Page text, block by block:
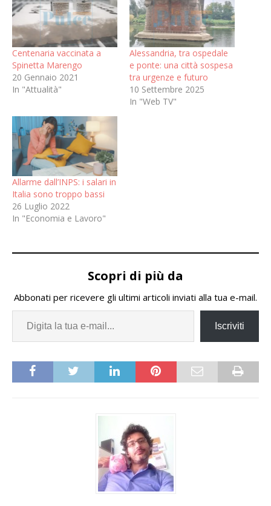
Centenaria vaccinata a
Spinetta Marengo
20 Gennaio 2021
In "Attualità"
Alessandria, tra ospedale
e ponte: una città sospesa
tra urgenze e futuro
10 Settembre 2025
In "Web TV"
Allarme dall’INPS: i salari in
Italia sono troppo bassi
26 Luglio 2022
In "Economia e Lavoro"
Scopri di più da
Abbonati per ricevere gli ultimi articoli inviati alla tua e-mail.
Iscriviti